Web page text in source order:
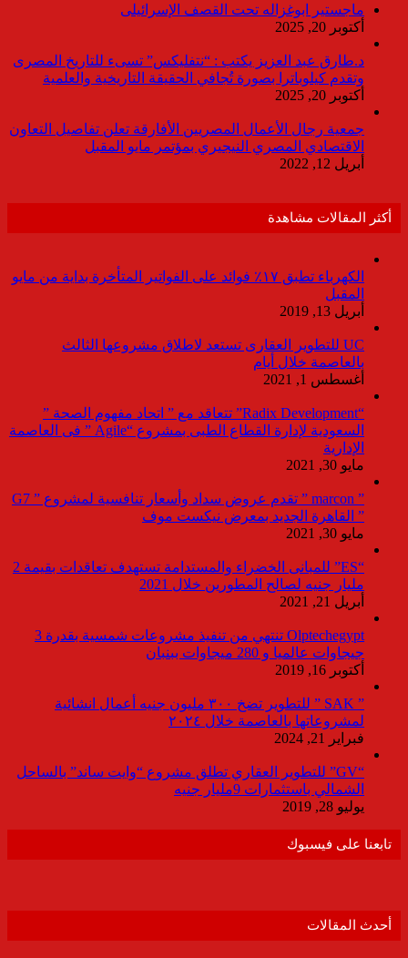
ماجستير ابوغزاله تحت القصف الإسرائيلى
أكتوبر 20, 2025
د.طارق عبد العزيز يكتب : “نتفليكس” تسىء للتاريخ المصرى
وتقدم كيلوباترا بصورة تُجافي الحقيقة التاريخية والعلمية
أكتوبر 20, 2025
جمعية رجال الأعمال المصريين الأفارقة تعلن تفاصيل التعاون
الاقتصادي المصري النيجيري بمؤتمر مايو المقبل
أبريل 12, 2022
أكثر المقالات مشاهدة
الكهرباء تطبق ١٧٪ فوائد على الفواتير المتأخرة بداية من مايو
المقبل
أبريل 13, 2019
UC للتطوير العقارى تستعد لاطلاق مشروعها الثالث
بالعاصمة خلال أيام
أغسطس 1, 2021
“Radix Development” تتعاقد مع ” اتحاد مفهوم الصحة ”
السعودية لإدارة القطاع الطبى بمشروع “Agile ” فى العاصمة
الإدارية
مايو 30, 2021
” marcon ” تقدم عروض سداد وأسعار تنافسية لمشروع ” G7
” القاهرة الجديد بمعرض نيكست موف
مايو 30, 2021
“ES” للمبانى الخضراء والمستدامة تستهدف تعاقدات بقيمة 2
مليار جنيه لصالح المطورين خلال 2021
أبريل 21, 2021
Olptechegypt تنتهي من تنفيذ مشروعات شمسية بقدرة 3
جيجاوات عالميا و 280 ميجاوات ببنبان
أكتوبر 16, 2019
” SAK ” للتطوير تضخ ٣٠٠ مليون جنيه أعمال انشائية
لمشروعاتها بالعاصمة خلال ٢٠٢٤
فبراير 21, 2024
“GV” للتطوير العقاري تطلق مشروع “وايت ساند” بالساحل
الشمالي باستثمارات 9مليار جنيه
يوليو 28, 2019
تابعنا على فيسبوك
أحدث المقالات